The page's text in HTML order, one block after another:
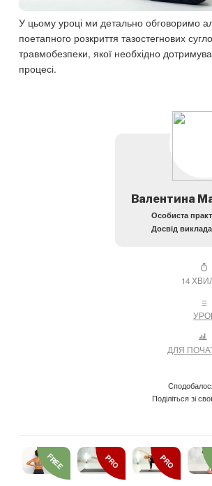
У цьому уроці ми детально обговоримо
поетапного розкриття тазостегнових
травмобезпеки, якої необхідно
процесі.
Валентина
Особиста
Досвід
14
ДЛЯ
Поділіться зі
FREE PRO PRO